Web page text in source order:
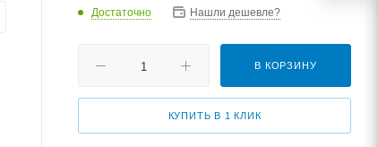
Достаточно Нашли дешевле?
В КОРЗИНУ
КУПИТЬ В 1 КЛИК